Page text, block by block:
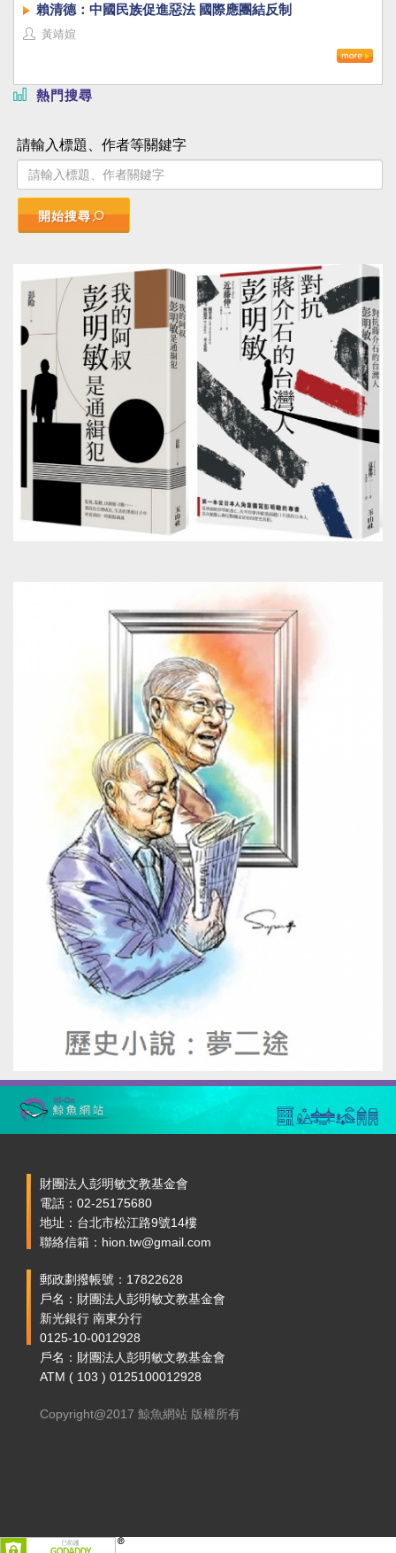
賴清德：中國民族促進惡法 國際應團結反制
黃靖媗
熱門搜尋
請輸入標題、作者等關鍵字
開始搜尋
財團法人彭明敏文教基金會
電話：02-25175680
地址：台北市松江路9號14樓
聯絡信箱：hion.tw@gmail.com
郵政劃撥帳號：17822628
戶名：財團法人彭明敏文教基金會
新光銀行 南東分行
0125-10-0012928
戶名：財團法人彭明敏文教基金會
ATM ( 103 ) 0125100012928
Copyright@2017 鯨魚網站 版權所有